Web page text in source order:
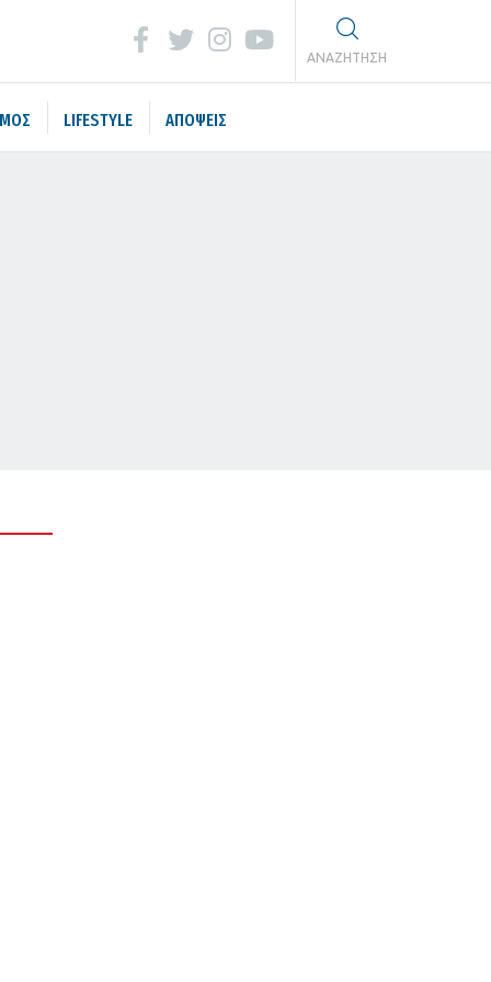
ΑΝΑΖΗΤΗΣΗ
LIFESTYLE ΑΠΟΨΕΙΣ